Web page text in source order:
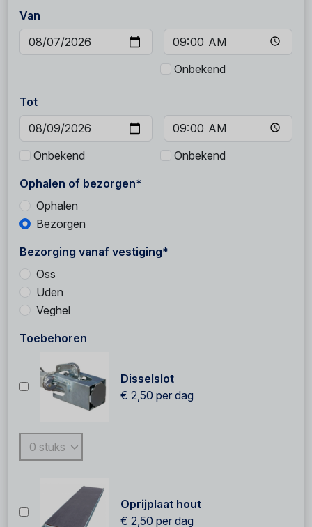
Van
Onbekend
Tot
Onbekend
Onbekend
Ophalen of bezorgen*
Ophalen
Bezorgen
Bezorging vanaf vestiging*
Oss
Uden
Veghel
Toebehoren
Disselslot
€ 2,50 per dag
Oprijplaat hout
€ 2,50 per dag